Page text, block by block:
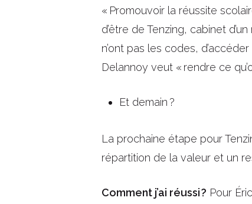
« Promouvoir la réussite
d’être de Tenzing, cabinet
n’ont pas les codes,
Delannoy veut « rendre ce
Et demain ?
La prochaine étape pour
répartition de la valeur et un
Comment j’ai réussi ? Pour